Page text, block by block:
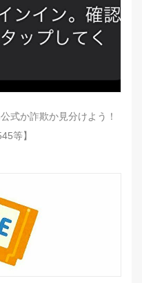
式か詐欺か見分けよう！
等】